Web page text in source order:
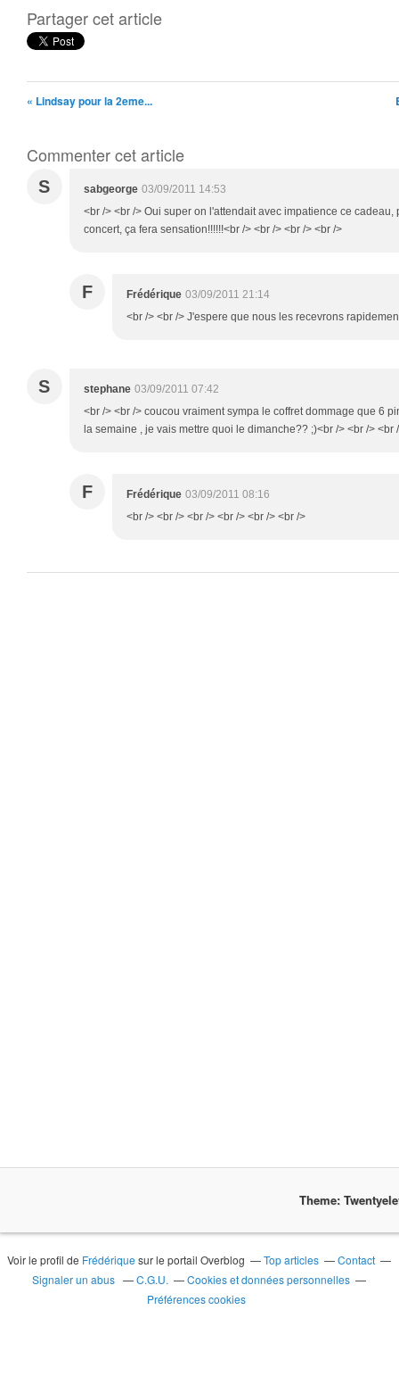
Partager cet article
« Lindsay pour la 2eme...
Commenter cet article
S sabgeorge 03/09/2011 14:53
<br /> <br /> Oui super on l'attendait avec impatience ce cadeau,
concert, ça fera sensation!!!!!!<br /> <br /> <br /> <br />
F Frédérique 03/09/2011 21:14
<br /> <br /> J'espere que nous les recevrons
S stephane 03/09/2011 07:42
<br /> <br /> coucou vraiment sympa le coffret dommage que 6
la semaine , je vais mettre quoi le dimanche?? ;)<br /> <br /> <br
F Frédérique 03/09/2011 08:16
<br /> <br /> <br /> <br /> <br /> <br />
Theme:
Voir le profil de Frédérique sur le portail Overblog Top articles
Contact
Signaler un abus
C.G.U.
Cookies et données personnelles
Préférences cookies